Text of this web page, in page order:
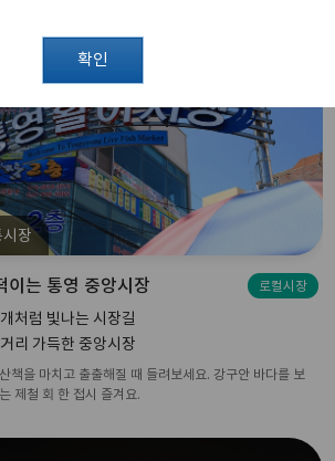
장
이는 통영 중앙시장 로컬시장
처럼 빛나는 시장길
리 가득한 중앙시장
책을 마치고 출출해질 때 들려보세요. 강구안 바다를 보
제철 회 한 접시 즐겨요.
확인